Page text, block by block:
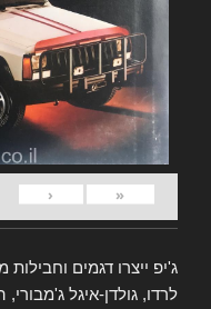
«
‹
ג'יפ ייצרו דגמים
לרדו, גולדן-איגל